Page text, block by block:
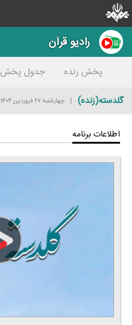
رادیو قرآن
پخش زنده جدول پخش
گلدسته(زنده)
چهارشنبه ۲۷ فروردین ۱۴۰۴
اطلاعات برنامه